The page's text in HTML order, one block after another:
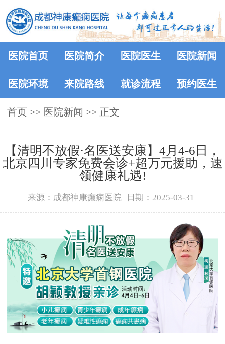
医院首页 医院简介 医院医生 医院新闻
医院环境 来院路线 就诊流程 预约医生
首页 >> 医院新闻 >> 正文
【清明不放假·名医送安康】4月4-6日，
北京四川专家免费会诊+超万元援助，速
领健康礼遇!
来源：成都神康癫痫医院 日期：2025-03-31